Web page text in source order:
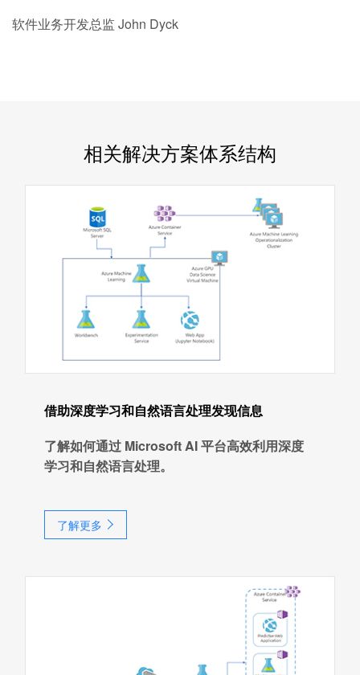
软件业务开发总监 John Dyck
相关解决方案体系结构
借助深度学习和自然语言处理发现信息
了解如何通过 Microsoft AI 平台高效利用深度
学习和自然语言处理。
了解更多